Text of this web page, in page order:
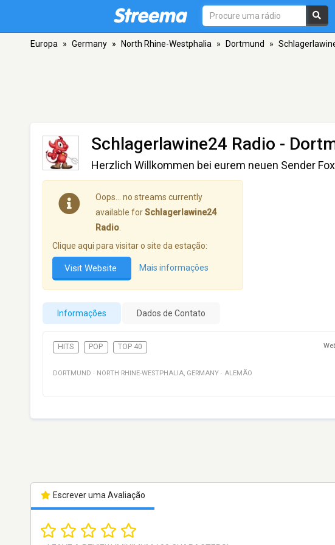
Europa » Germany » North Rhine-Westphalia » Dortmund »
Schlagerlawine24 Radio -
Herzlich Willkommen bei eurem neuen Sender
Oops… no streams currently
available forSchlagerlawine24
Radio
Clique aqui para visitar o site da estação:
Visit Website Mais informações
Informações Dados de Contato
HITS POP TOP 40
DORTMUND · NORTH RHINE-WESTPHALIA, GERMANY · ALEMÃO
Escrever uma Avaliação